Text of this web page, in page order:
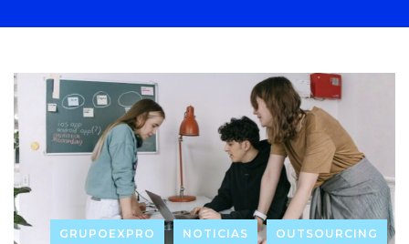
GRUPOEXPRO NOTICIAS OUTSOURCING